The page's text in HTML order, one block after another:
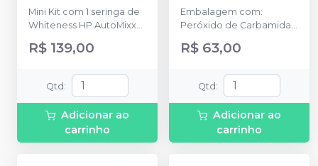
Mini Kit com 1 seringa de
Whiteness HP AutoMixx
automistura, 1 seringa Top
R$ 139,00
Qtd:
Adicionar ao
carrinho
Embalagem com:
Peróxido de Carbamida
com 3g.
R$ 63,00
Qtd:
Adicionar ao
carrinho